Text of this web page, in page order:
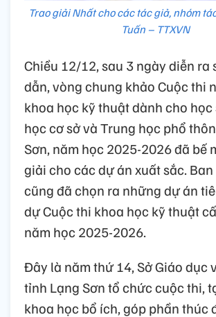
Trao giải Nhất cho các tác giả, nhóm
Tuấn – TTXVN
Chiều 12/12, sau 3 ngày diễn ra
dẫn, vòng chung khảo Cuộc thi
khoa học kỹ thuật dành cho
học cơ sở và Trung học phổ
Sơn, năm học 2025-2026 đã bế
giải cho các dự án xuất sắc.
cũng đã chọn ra những dự án
dự Cuộc thi khoa học kỹ thuật
năm học 2025-2026.
Đây là năm thứ 14, Sở Giáo dục
tỉnh Lạng Sơn tổ chức cuộc thi,
khoa học bổ ích, góp phần thúc